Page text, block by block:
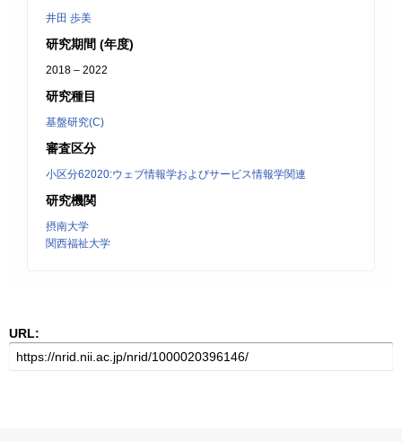
井田 歩美
研究期間 (年度)
2018 – 2022
研究種目
基盤研究(C)
審査区分
小区分62020:ウェブ情報学およびサービス情報学関連
研究機関
摂南大学
関西福祉大学
URL: